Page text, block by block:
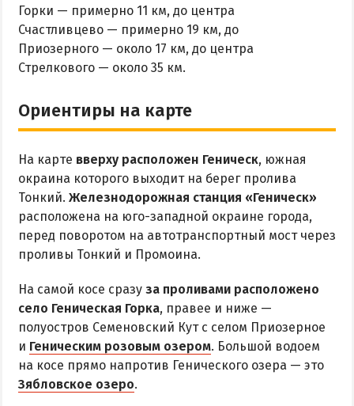
ОТДЫХ С ПАЛАТКОЙ
ПЕРВАЯ ЛИНИЯ
ОТЕЛИ С БАССЕЙНОМ
ГОРЯЧИЕ ИСТОЧНИКИ
Источники в Счастливцево
Источники в Стрелковом
Арабатские Термы
Все источники Херсонщины
ЛЕЧЕНИЕ И БАЛЬНЕОЛОГИЯ
Глицериновое Озеро
Зябловское Озеро
Радоновое Озеро
Горки — примерно 11 км, до центра
Счастливцево — примерно 19 км, до
Приозерного — около 17 км, до центра
Стрелкового — около 35 км.
Ориентиры на карте
На карте вверху расположен Геническ, южная
окраина которого выходит на берег пролива
Тонкий. Железнодорожная станция «Геническ»
расположена на юго-западной окраине города,
перед поворотом на автотранспортный мост через
проливы Тонкий и Промоина.
На самой косе сразу за проливами расположено
село Геническая Горка, правее и ниже —
полуостров Семеновский Кут с селом Приозерное
и Геническим розовым озером. Большой водоем
на косе прямо напротив Генического озера — это
Зябловское озеро.